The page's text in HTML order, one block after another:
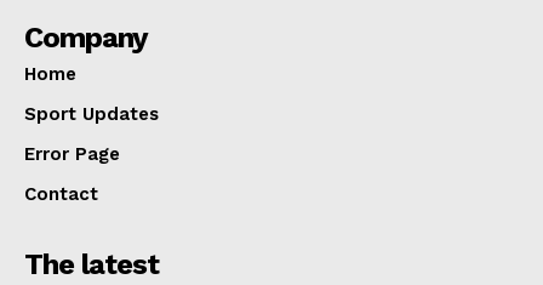
Company
Home
Sport Updates
Error Page
Contact
The latest